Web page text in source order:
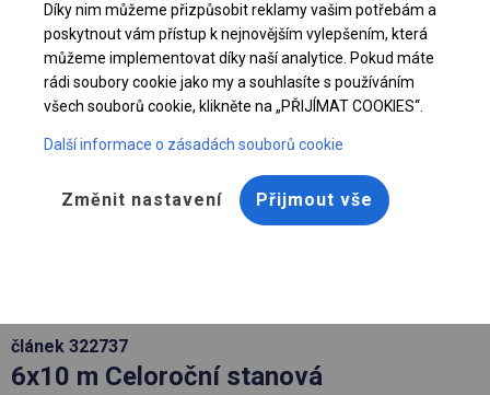
článek 322737
6x10 m Celoroční stanová
Díky nim můžeme přizpůsobit reklamy vašim potřebám a
poskytnout vám přístup k nejnovějším vylepšením, která
můžeme implementovat díky naší analytice. Pokud máte
rádi soubory cookie jako my a souhlasíte s používáním
všech souborů cookie, klikněte na „PŘIJÍMAT COOKIES“.
Další informace o zásadách souborů cookie
Změnit nastavení Přijmout vše